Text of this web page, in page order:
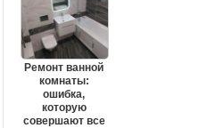
Ремонт ванной
комнаты:
ошибка,
которую
совершают все